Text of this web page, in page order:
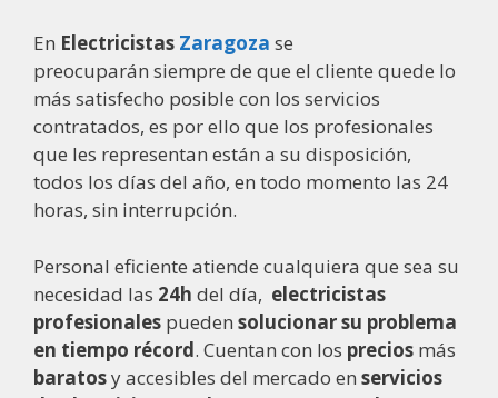
En Electricistas Zaragoza se
preocuparán siempre de que el cliente quede lo
más satisfecho posible con los servicios
contratados, es por ello que los profesionales
que les representan están a su disposición,
todos los días del año, en todo momento las 24
horas, sin interrupción.
Personal eficiente atiende cualquiera que sea su
necesidad las 24h del día, electricistas
profesionales pueden solucionar su problema
en tiempo récord. Cuentan con los precios más
baratosy accesibles del mercado en servicios